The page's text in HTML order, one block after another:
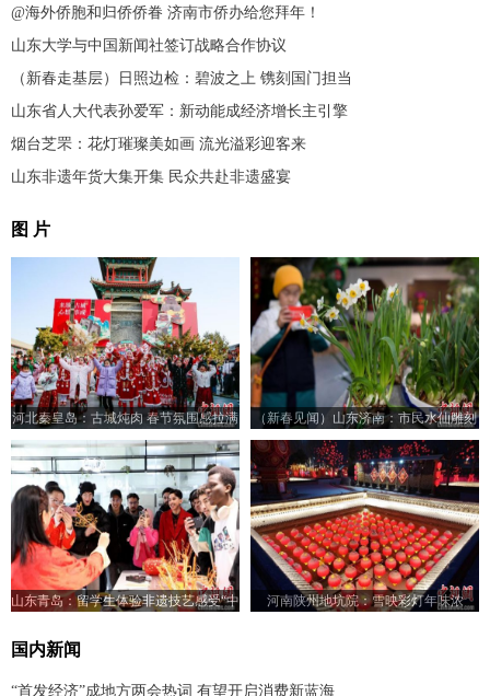
@海外侨胞和归侨侨眷 济南市侨办给您拜年！
山东大学与中国新闻社签订战略合作协议
（新春走基层）日照边检：碧波之上 镌刻国门担当
山东省人大代表孙爱军：新动能成经济增长主引擎
烟台芝罘：花灯璀璨美如画 流光溢彩迎客来
山东非遗年货大集开集 民众共赴非遗盛宴
图 片
河北秦皇岛：古城炖肉 春节氛围感拉满
（新春见闻）山东济南：市民水仙雕刻
艺术作品展亮相
山东青岛：留学生体验非遗技艺感受“中
河南陕州地坑院：雪映彩灯年味浓
国内新闻
“首发经济”成地方两会热词 有望开启消费新蓝海